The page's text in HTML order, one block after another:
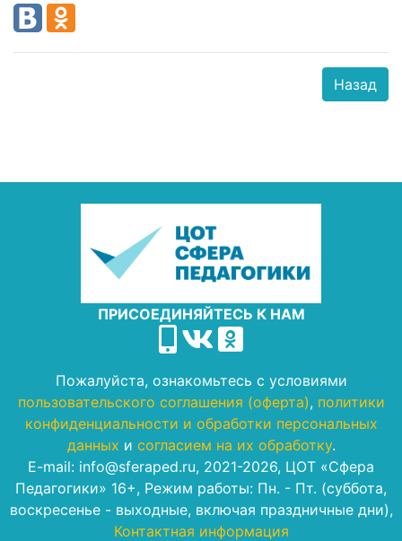
Назад
ПРИСОЕДИНЯЙТЕСЬ К НАМ
Пожалуйста, ознакомьтесь с условиями
пользовательского соглашения (оферта), политики
конфиденциальности и обработки персональных
данных и согласием на их обработку.
E-mail: info@sferaped.ru, 2021-2026, ЦОТ «Сфера
Педагогики» 16+, Режим работы: Пн. - Пт. (суббота,
воскресенье - выходные, включая праздничные дни),
Контактная информация